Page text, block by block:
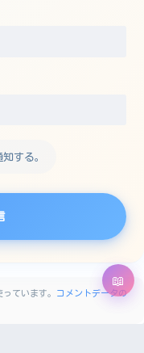
する。
ています。 コメントデータの